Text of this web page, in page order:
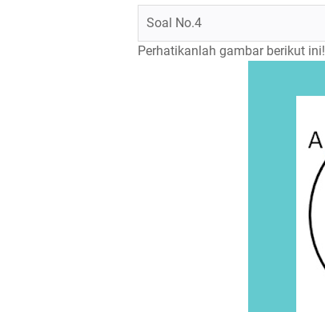
Soal No.4
Perhatikanlah gambar berikut ini!